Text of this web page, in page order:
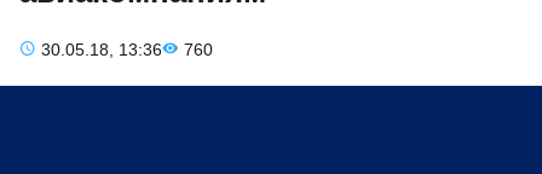
30.05.18, 13:36 760